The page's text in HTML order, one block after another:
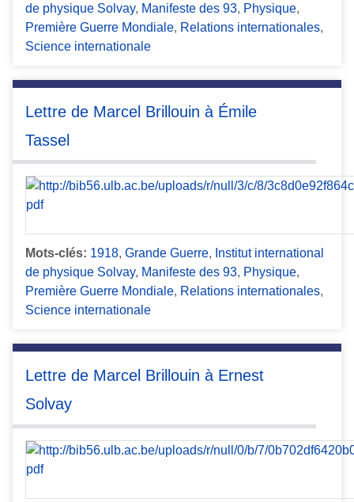
de physique Solvay, Manifeste des 93, Physique,
Première Guerre Mondiale, Relations internationales,
Science internationale
Lettre de Marcel Brillouin à Émile
Tassel
Mots-clés: 1918, Grande Guerre, Institut international
de physique Solvay, Manifeste des 93, Physique,
Première Guerre Mondiale, Relations internationales,
Science internationale
Lettre de Marcel Brillouin à Ernest
Solvay